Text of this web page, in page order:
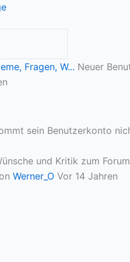
Fragen, W... Neuer
sein Benutzerkonto
und Kritik zum Forum
Werner_O Vor 14 Jahren